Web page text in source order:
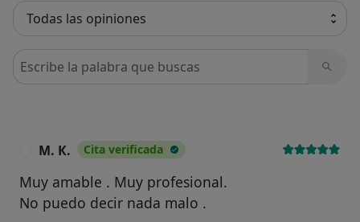
Busca en opiniones
М. К. Cita verificada
Muy amable . Muy profesional.
No puedo decir nada malo .